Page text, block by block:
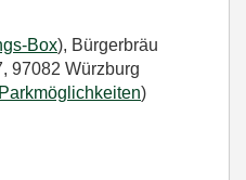
Box), Bürgerbräu
97082 Würzburg
)